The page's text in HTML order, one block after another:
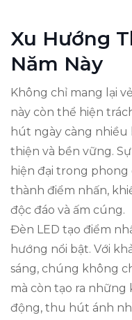
Xu Hướng
Năm Này
Không chỉ mang lại
này còn thể hiện
hút ngày càng
thiện và bền vững.
hiện đại trong
thành điểm nhấn,
độc đáo và ấm cúng.
Đèn LED tạo điểm
hướng nổi bật. Với
sáng, chúng không
mà còn tạo ra những
động, thu hút ánh